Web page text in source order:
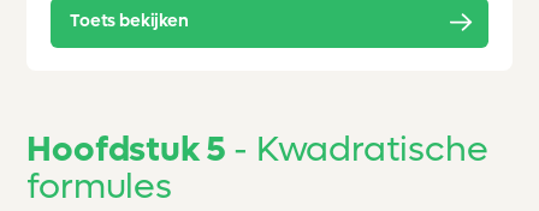
Toets bekijken
Hoofdstuk 5
Kwadratische
formules